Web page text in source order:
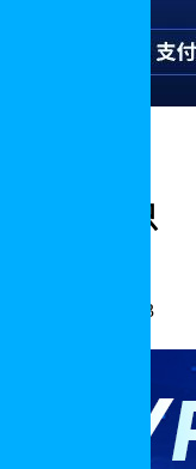
折起 最低只
15:56:33